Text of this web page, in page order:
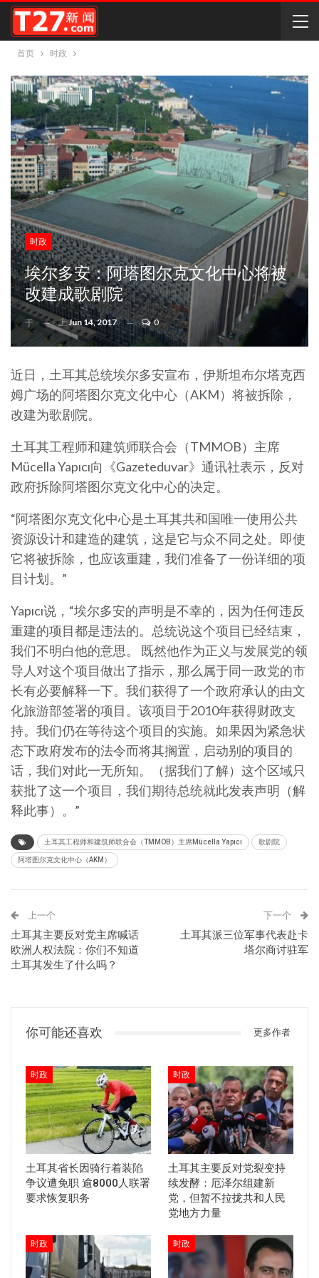
首页 时政
时政
埃尔多安：阿塔图尔克文化中心将被
改建成歌剧院
于 上Jun 14, 2017 0
近日，土耳其总统埃尔多安宣布，伊斯坦布尔塔克西
姆广场的阿塔图尔克文化中心（AKM）将被拆除，
改建为歌剧院。
土耳其工程师和建筑师联合会（TMMOB）主席
Mücella Yapıcı向《Gazeteduvar》通讯社表示，反对
政府拆除阿塔图尔克文化中心的决定。
“阿塔图尔克文化中心是土耳其共和国唯一使用公共
资源设计和建造的建筑，这是它与众不同之处。即使
它将被拆除，也应该重建，我们准备了一份详细的项
目计划。”
Yapıcı说，“埃尔多安的声明是不幸的，因为任何违反
重建的项目都是违法的。总统说这个项目已经结束，
我们不明白他的意思。 既然他作为正义与发展党的领
导人对这个项目做出了指示，那么属于同一政党的市
长有必要解释一下。我们获得了一个政府承认的由文
化旅游部签署的项目。该项目于2010年获得财政支
持。我们仍在等待这个项目的实施。如果因为紧急状
态下政府发布的法令而将其搁置，启动别的项目的
话，我们对此一无所知。（据我们了解）这个区域只
获批了这一个项目，我们期待总统就此发表声明（解
释此事）。”
土耳其工程师和建筑师联合会（TMMOB）主席Mücella Yapıcı 歌剧院
阿塔图尔克文化中心（AKM）
上一个
土耳其主要反对党主席喊话
欧洲人权法院：你们不知道
土耳其发生了什么吗？
下一个
土耳其派三位军事代表赴卡
塔尔商讨驻军
你可能还喜欢 更多作者
时政
土耳其省长因骑行着装陷
争议遭免职 逾8000人联署
要求恢复职务
时政
土耳其主要反对党裂变持
续发酵：厄泽尔组建新
党，但暂不拉拢共和人民
党地方力量
时政 时政